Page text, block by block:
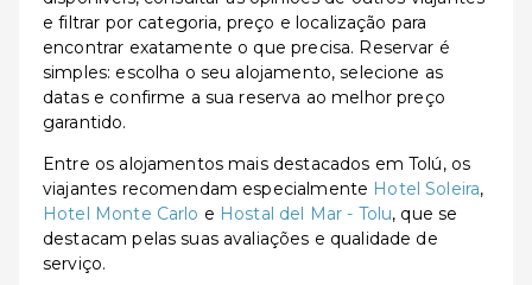
e filtrar por categoria, preço e localização para
encontrar exatamente o que precisa. Reservar é
simples: escolha o seu alojamento, selecione as
datas e confirme a sua reserva ao melhor preço
garantido.
Entre os alojamentos mais destacados em Tolú, os
viajantes recomendam especialmente Hotel Soleira,
Hotel Monte Carlo e Hostal del Mar - Tolu, que se
destacam pelas suas avaliações e qualidade de
serviço.